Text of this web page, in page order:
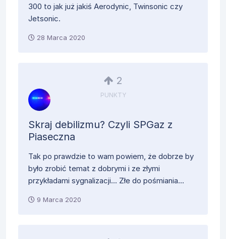
300 to jak już jakiś Aerodynic, Twinsonic czy
Jetsonic.
28 Marca 2020
2
PUNKTY
Skraj debilizmu? Czyli SPGaz z
Piaseczna
Tak po prawdzie to wam powiem, że dobrze by
było zrobić temat z dobrymi i ze złymi
przykładami sygnalizacji... Złe do pośmiania...
9 Marca 2020